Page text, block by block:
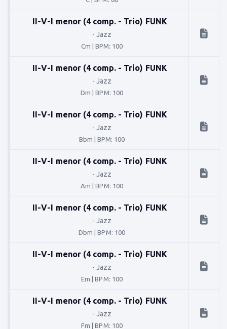
II-V-I menor (4 comp. - Trio) FUNK
- Jazz
Cm | BPM: 100
II-V-I menor (4 comp. - Trio) FUNK
- Jazz
Dm |BPM: 100
II-V-I menor (4 comp. - Trio) FUNK
- Jazz
Bbm | BPM: 100
II-V-I menor (4 comp. - Trio) FUNK
- Jazz
Am |BPM: 100
II-V-I menor (4 comp. - Trio) FUNK
- Jazz
Dbm |BPM: 100
II-V-I menor (4 comp. - Trio) FUNK
- Jazz
Em |BPM: 100
II-V-I menor (4 comp. - Trio) FUNK
- Jazz
Fm |BPM: 100